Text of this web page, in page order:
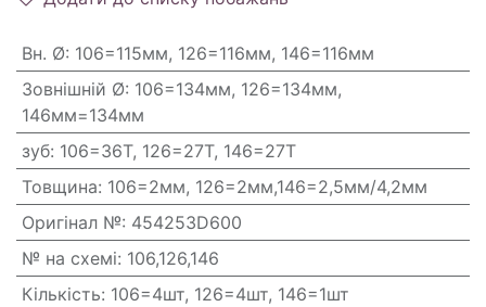
Вн. Ø: 106=115мм, 126=116мм, 146=116мм
Зовнішній Ø: 106=134мм, 126=134мм,
146мм=134мм
зуб: 106=36T, 126=27T, 146=27T
Товщина: 106=2мм, 126=2мм,146=2,5мм/4,2мм
Оригінал №: 454253D600
№ на схемі: 106,126,146
Кількість: 106=4шт, 126=4шт, 146=1шт